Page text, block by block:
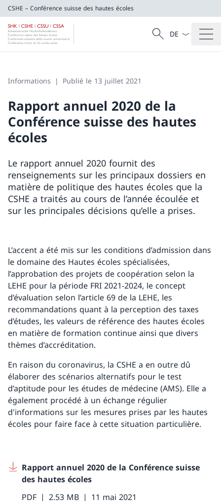
CSHE – Conférence suisse des hautes écoles
CSHE – Conférence suisse des hautes
Recherche
Recherche
La langue
Informations Publié le 13 juillet 2021
Rapport annuel 2020 de la
Conférence suisse des hautes
écoles
Le rapport annuel 2020 fournit des
renseignements sur les principaux dossiers en
matière de politique des hautes écoles que la
CSHE a traités au cours de l’année écoulée et
sur les principales décisions qu’elle a prises.
L’accent a été mis sur les conditions d’admission dans
le domaine des Hautes écoles spécialisées,
l’approbation des projets de coopération selon la
LEHE pour la période FRI 2021-2024, le concept
d’évaluation selon l’article 69 de la LEHE, les
recommandations quant à la perception des taxes
d’études, les valeurs de référence des hautes écoles
en matière de formation continue ainsi que divers
thèmes d’accréditation.
En raison du coronavirus, la CSHE a en outre dû
élaborer des scénarios alternatifs pour le test
d’aptitude pour les études de médecine (AMS). Elle a
également procédé à un échange régulier
d'informations sur les mesures prises par les hautes
écoles pour faire face à cette situation particulière.
Rapport annuel 2020 de la Conférence suisse
des hautes écoles
PDF
2.53 MB 11 mai 2021